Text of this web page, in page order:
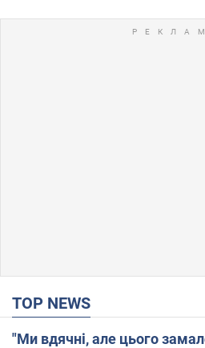
TOP NEWS
"Ми вдячні, але цього